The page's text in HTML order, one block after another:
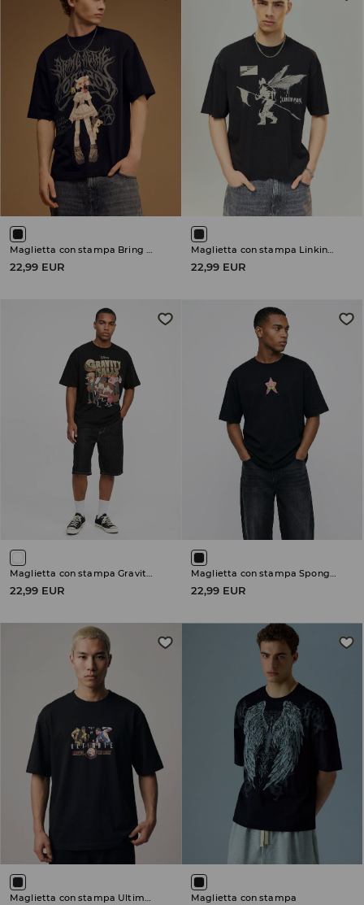
22,99 EUR 22,99 EUR
Maglietta con stampa Gravity Falls
22,99 EUR
Maglietta con stampa SpongeBob
22,99 EUR
Maglietta con stampa